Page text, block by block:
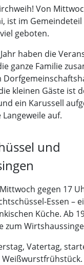
Von
ist im
geboten.
haben die
ganze Familie
kleinen Gäste ist
ein Karussell
auf.
und
gegen 17
Essen –
Küche. Ab
zum
Vatertag,